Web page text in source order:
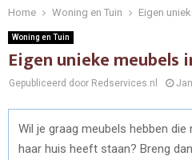
Home Woning en Tuin Eigen
Woning en Tuin
Eigen unieke meubels
Gepubliceerd door Redservices.nl
Wil je graag meubels hebben
haar huis heeft staan? Breng